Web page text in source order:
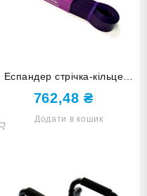
Еспандер стрічка-кільце
SNS навантаження 11-36 кг
145-29
762,48₴
Додати в кошик